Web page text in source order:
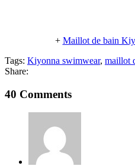
+ Maillot de bain
Tags: Kiyonna swimwear, maillot
Share:
40 Comments